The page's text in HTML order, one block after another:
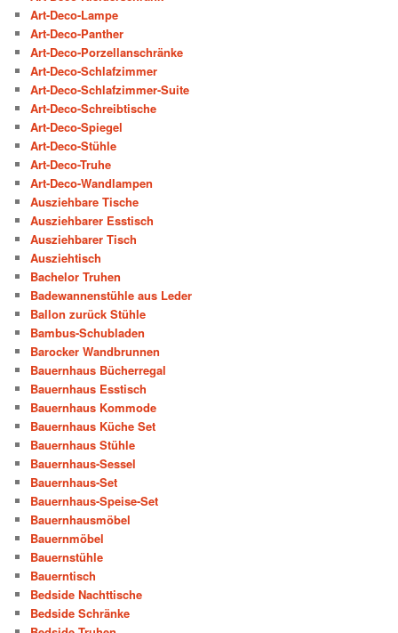
Art-Deco-Lampe
Art-Deco-Panther
Art-Deco-Porzellanschränke
Art-Deco-Schlafzimmer
Art-Deco-Schlafzimmer-Suite
Art-Deco-Schreibtische
Art-Deco-Spiegel
Art-Deco-Stühle
Art-Deco-Truhe
Art-Deco-Wandlampen
Ausziehbare Tische
Ausziehbarer Esstisch
Ausziehbarer Tisch
Ausziehtisch
Bachelor Truhen
Badewannenstühle aus Leder
Ballon zurück Stühle
Bambus-Schubladen
Barocker Wandbrunnen
Bauernhaus Bücherregal
Bauernhaus Esstisch
Bauernhaus Kommode
Bauernhaus Küche Set
Bauernhaus Stühle
Bauernhaus-Sessel
Bauernhaus-Set
Bauernhaus-Speise-Set
Bauernhausmöbel
Bauernmöbel
Bauernstühle
Bauerntisch
Bedside Nachttische
Bedside Schränke